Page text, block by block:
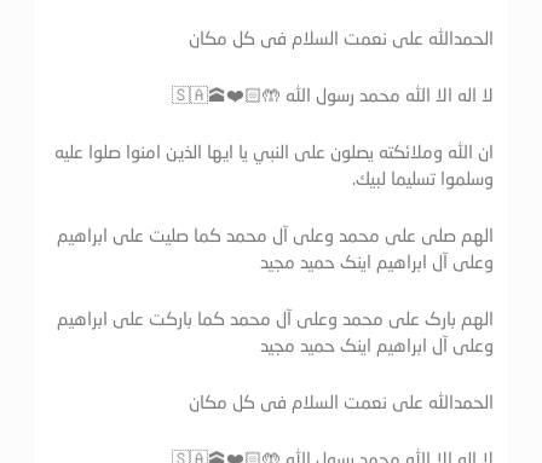
الحمدالله علی نعمت السلام فی کل مکان
لا اله الا الله محمد رسول الله 🤲🏻❤️🕋🇸🇦
ان الله وملائكته يصلون على النبي يا ايها الذين امنوا صلوا عليه
وسلموا تسليما لبيك.
الهم صلی علی محمد وعلی آل محمد کما صلیت علی ابراهیم
وعلی آل ابراهیم اینک حمید مجید
الهم بارک علی محمد وعلی آل محمد کما بارکت علی ابراهیم
وعلی آل ابراهیم اینک حمید مجید
الحمدالله علی نعمت السلام فی کل مکان
لا اله الا الله محمد رسول الله 🤲🏻❤️🕋🇸🇦